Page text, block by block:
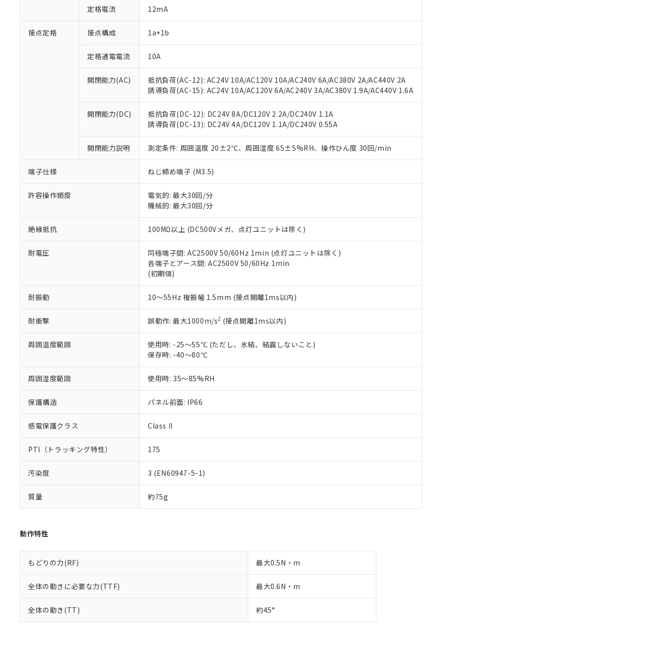
定格電流 12mA
接点定格 接点構成 1a+1b
定格通電電流 10A
開閉能力(AC)
抵抗負荷(AC-12): AC24V 10A/AC120V 10A/AC240V 6A/AC380V 2A/AC440V 2A
誘導負荷(AC-15): AC24V 10A/AC120V 6A/AC240V 3A/AC380V 1.9A/AC440V 1.6A
開閉能力(DC)
抵抗負荷(DC-12): DC24V 8A/DC120V 2.2A/DC240V 1.1A
誘導負荷(DC-13): DC24V 4A/DC120V 1.1A/DC240V 0.55A
開閉能力説明 測定条件: 周囲温度 20±2℃、周囲湿度 65±5%RH、操作ひん度 30回/min
端子仕様 ねじ締め端子 (M3.5)
許容操作頻度
電気的: 最大30回/分
機械的: 最大30回/分
絶縁抵抗 100MΩ以上 (DC500Vメガ、点灯ユニットは除く)
耐電圧
同極端子間: AC2500V 50/60Hz 1min (点灯ユニットは除く)
各端子とアース間: AC2500V 50/60Hz 1min
(初期値)
耐振動 10～55Hz 複振幅 1.5mm (接点開離1ms以内)
耐衝撃 誤動作: 最大1000m/s2 (接点開離1ms以内)
周囲温度範囲
使用時: -25～55℃ (ただし、氷結、結露しないこと)
保存時: -40～80℃
周囲湿度範囲 使用時: 35～85%RH
保護構造 パネル前面: IP66
感電保護クラス Class II
PTI（トラッキング特性） 175
汚染度 3 (EN60947-5-1)
質量 約75g
動作特性
もどりの力(RF) 最大0.5N・m
全体の動きに必要な力(TTF) 最大0.6N・m
全体の動き(TT) 約45°
ご利用条件
以下の条件をお読みいただき、同意のうえご利用ください。
本サービスは、当社制御機器事業取扱商品の当社在庫状況および標準価格(税抜)を提供させていただ
くものです。
在庫状況および標準価格照会結果は、記載している更新日時点での社内データに基づき作成されるも
のであり、閲覧された時点での実際の在庫および標準価格とは異なる場合があることをご了承くださ
い。
正式な納期状況および標準価格はお客様のお取引先、またはお客様担当のオムロン制御機器販売店・
当社販売員にご相談ください。
オムロン制御機器販売店や当社販売拠点は「
す。
マイパーツ機能（部品リスト作成サービス）をご利用いただくには、I-Webメンバーズにご登録され
ている必要があります。
お客様が当ウェブサイト上で当社にご登録された部品リストについて、当社および当社の共同利用者
が、当社の製品・サービスに関するお客様との取引・商談に必要な範囲で利用することをご了承くだ
さい。
※当社の共同利用者とは、"個人情報の共同利用に関して"
いる法人を指します。
対応予定：EU RoHS指令（10物質）の非含有に対応した製品に切り替える予定のある商品です。
調査・確認中：EU RoHS指令（10物質）の非含有の対応状況を調査中または確認中の商品です。
非該当品：ライセンス料など無形物で、有害物質有無と関係のない商品です。
仕入先様の事情により、非含有部品としていたものが、含有品と判明した場合などやむを得ず変更すること
があります。
*EU RoHS指令（10物質）：
鉛(Pb) 1000ppm以下、 水銀(Hg) 1000ppm以下、 カドミウム(Cd) 100ppm以下、
六価クロム(Cr(Ⅵ)) 1000ppm以下、ポリ臭化ビフェニル類(PBB) 1000ppm以下、ポリ臭化ジフェニルエーテル類(PBDE) 1000ppm以下、
ル（DBP） 1000ppm以下、フタル酸ジイソブチル (DIBP) 1000ppm以下
但し、RoHS指令で産業用監視および制御機器に対する適用除外項目は除く。
フタル酸エステル類の４物質については閾値を超える意図的な使用がないことを確認しています。
※2 対応予定月
下記の非含有証明書をダウンロードすることができます。
EU RoHS指令（10物質）の非含有証明書
51物質の非含有証明書（当社基準）
※本証明書は発行日時点で非含有を証明するもので、過去に遡って非含有を証明するものではありません。
また、RoHS指令のフタル酸エステル類４物質の対応では、対応完了までの期間は出荷製品に未対応品が
既に当社にて対応品への在庫切替を完了していることから、特段のことがない限り、2022年1月12日よ
り割愛しております。
※1 中国RoHS○×表
「×」：最大均質材料含有率が中国RoHSの基準値を超えていることを示します。
「－」：未確認です。当社販売部門へお問い合わせください。
*中国RoHS10物質の基準値 (GB/T26572)：
Pb(鉛) :1000ppm、 Hg(水銀) : 1000ppm、 Cd(カドミウム) : 100ppm、
Cr(Ⅵ)(六価クロム) : 1000ppm、 PBBs(ポリ臭化ビフェニル類) : 1000ppm、 PBDEs(ポリ臭化ジフェニルエーテル類) : 1000ppm、
DBP(フタル酸ジブチル) : 1000ppm、 DIBP(フタル酸ジイソブチル) : 1000ppm、 BBP(フタル酸ブチルベンジル) : 1000ppm、
DEHP(フタル酸ビス(2-エチルヘキシル)) : 1000ppm
※2 環境保護使用期限
「ｅ」：有害物質（10物質）のすべてが基準値以下であることを示します。
「10」：通常の使用状況下において有害物質が外部に漏えいし、環境に深刻な影響を及ぼさない年数を意
「－」：未確認です。当社販売部門へお問い合わせください。
当社は、これら貴社製品のうち、外国為替および外国貿易法に定める商品（以下｢規制貨物等」とい
う）を輸出または国外への提供する場合は、日本国政府の輸出許可(または役務取引許可)を取得する
当社は規制貨物を破棄する場合は、完全に破砕するなど、違法に輸出されないよう必要な手段を講じ
ます。
当社は貴社製品を、核兵器、ミサイル、化学兵器、生物兵器またはその他武器並びにこれらの製造装
置等に一切使用いたしません。
当社は、貴社製品を第三者に販売する場合は、上記1、2および3の内容を当該第三者に通知します。
また当社は、販売先および販売に係わる関係者が違法に輸出するおそれがある場合は、取り引きをい
合意する
記
号
説明
○ 一定数以上の在庫あり
△ 一定数には満たないが在庫あり
－
在庫なし(最新の在庫状況については、お客様のお取引先、またはお客様担当のオムロン制御
機器販売店・当社販売員にご確認ください)
空
白
受注生産機種、また在庫状況の情報を公開していない機種